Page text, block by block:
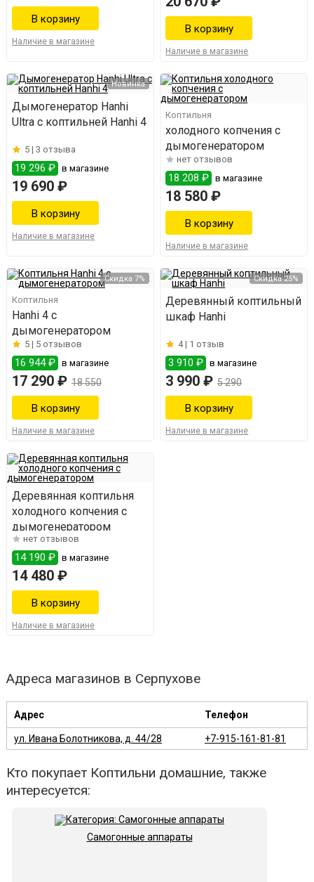
Наличие в магазине
Наличие в магазине
Новинка
Дымогенератор Hanhi
Ultra с коптильней Hanhi 4
5 | 3 отзыва
19 296 ₽ в магазине
19 690 ₽
Наличие в магазине
Коптильня
холодного копчения с
дымогенератором
нет отзывов
18 208 ₽ в магазине
18 580 ₽
Наличие в магазине
Скидка 7%
Коптильня
Hanhi 4 с
дымогенератором
5 | 5 отзывов
16 944 ₽ в магазине
17 290 ₽ 18 550
Наличие в магазине
Скидка 25%
Деревянный коптильный
шкаф Hanhi
4 | 1 отзыв
3 910 ₽ в магазине
3 990 ₽ 5 290
Наличие в магазине
Деревянная коптильня
холодного копчения с
дымогенератором
нет отзывов
14 190 ₽ в магазине
14 480 ₽
Наличие в магазине
Адреса магазинов в Серпухове
Адрес Телефон
ул. Ивана Болотникова, д. 44/28 +7-915-161-81-81
Кто покупает Коптильни домашние, также
интересуется:
Самогонные аппараты